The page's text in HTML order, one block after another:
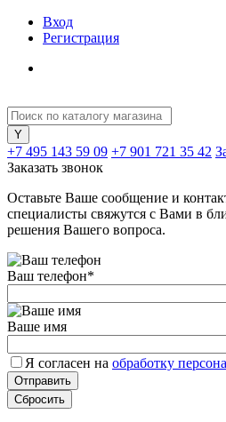
Вход
Регистрация
+7 495 143 59 09 +7 901 721 35 42
Заказать звонок
Оставьте Ваше сообщение и
специалисты свяжутся с Вами в
решения Вашего вопроса.
Ваш телефон*
Ваше имя
Я согласен на обработку